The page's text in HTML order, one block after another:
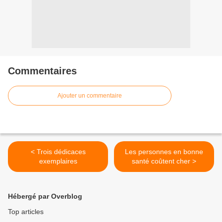
Commentaires
Ajouter un commentaire
< Trois dédicaces
exemplaires
Les personnes en bonne
santé coûtent cher >
Hébergé par Overblog
Top articles